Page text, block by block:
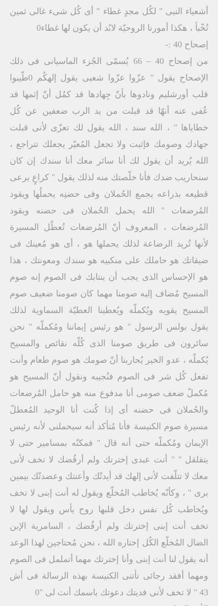
أشعياء النبى " لكُل مجدٍ غطاء " أى كُل شىء غالى ثمين
تُخّبأ ، هكذا أمورنا الروحيّة لابُد أن يكون لها غطاء0
إصحاح 40 :-
من إصحاح 40 – 66 يُسمّى الجُزء الماسيانى فى ذلك
الإصحاح يقول " عزّوا عزّوا شعبى يقول إلهكُم 0طّيبوا
قلب أورشليم ونادوها بأنّ جِهادها قد كمُل أنّ إثمها قد
عُفى عنه أنهّا قد قبلت من يد الرب ضعفين عن كُل
خطاياها " ، الله سند ، الله يقول لك تعزّى لأنى قبلت
جهادك وصومك فإثبت ولا تجعل المُعيّر يجعلك تتراجع ،
الله يُريد أن يقول لك أنا سائر معك أنا سندك إن كان
سنحاريب ضدك فأنا خلّصتك منه لذلك يقول " كراعٍ يرعى
قطيعه بذراعه يجمع الحُملان وفى حضنِه يحملُها ويقود
المُرضعات " الله يحمل الحُملان فى حضنه ويقود
المُرضعات ، المعروف أنّ المُرضعات تُعطّل المسيرة
لأنها تُريد الرضاعة لذلك يحملها هو ، أى هو مُعينك فى
ضيقاتك هو حاملك على منكبيه هو سندك ومعونتك ، هذا
هو الإحساس الذى يجب أن ينتابك فى الصوم إنه صوم
المسيح مُضاف إليه صومنا مهما كان صومنا ضعيف صوم
المسيح يقويه ويُكملّه ويُعطينا العطيّة السماوية لذلك
يقول بولس الرسول " هو رئيس إيماننا ومُكملّه " نحن
سائرون فى طريق صومنا الذى كُلّه نقائص والمسيح
يُكملّه ، عدو الخير يُحاربنا أنّ صومك هو صوم طعام وأنت
تفعل كُل شر فى الصوم فنُجيبه ونقول أنّ المسيح هو
مُكملّ ضعف صومى أنا مدفوع منه هو حامل المُرضعات
والحُملان فى حضنه أى إذا كُنت أنا الوحيد المُعطلّ
مسيرة صوم الكنيسة فأنا مُتأكد أنه سيحملنى لأنه رئيس
الإيمان ومُكملّه حتى أنه قال " فمكنّه بمسامير حتى لا
يتقلقل " " أنت عبدى إخترتك ولم أرفُضك لا تخف لأنى
معك لا تتلّفت لأنى إلهك قد أيدتّك وأعنتك وعضدتّك بيمين
برى " ، وكأنّه يُخاطب المُخلّع ويقول له أنت إبنى لا تخف
ويُخاطب كُل نفس دخل قلبها روح يأس ويقول لها لا
تخف أنت إبنى إخترتك ولم أرفُضك ، السامرية الإبن
الضال المُخلّع الكُل إختاره الله ، نحن مُحتاجين لهذا الوعد
أنه يقول لنا أنت إبنى وأنا إخترتك مهما أتململ فى الصوم
ومهما أفقد رجائى تأتنى الكنيسة بهذه الرسالة فى أش
43 " لا تخف لأنى فديتك دعوتك باسمك أنت لى "0